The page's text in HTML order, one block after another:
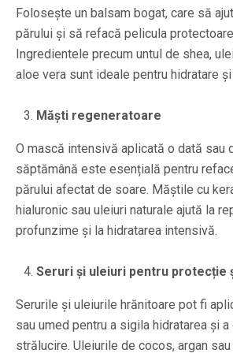
Folosește un balsam bogat, care să
părului și să refacă pelicula
Ingredientele precum untul de shea,
aloe vera sunt ideale pentru hidratare și
Măști regeneratoare
O mască intensivă aplicată o dată sau
săptămână este esențială pentru
părului afectat de soare. Măștile cu
hialuronic sau uleiuri naturale ajută la
profunzime și la hidratarea intensivă.
Seruri și uleiuri pentru protecție
Serurile și uleiurile hrănitoare pot fi
sau umed pentru a sigila hidratarea și
strălucire. Uleiurile de cocos, argan